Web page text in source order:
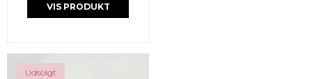
VIS PRODUKT
Udsolgt